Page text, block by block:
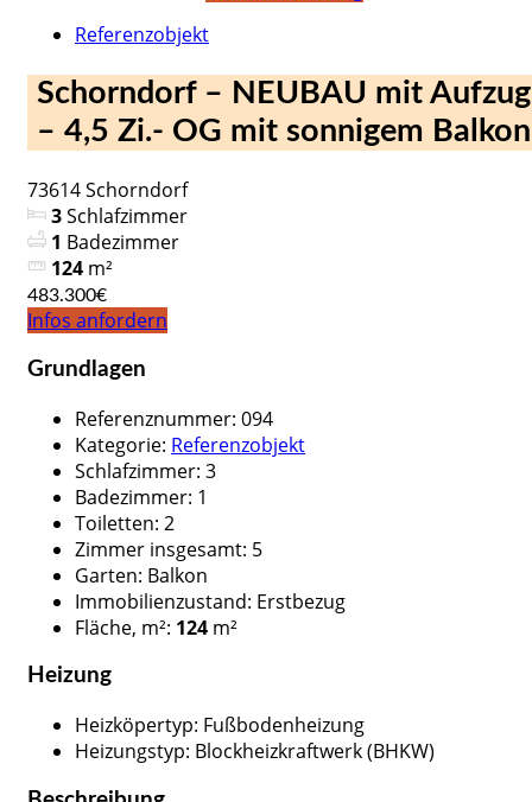
Referenzobjekt
Schorndorf – NEUBAU mit Aufzug
– 4,5 Zi.- OG mit sonnigem Balkon
73614 Schorndorf
3Schlafzimmer
1 Badezimmer
124 m²
483.300€
Infos anfordern
Grundlagen
Referenznummer: 094
Kategorie: Referenzobjekt
Schlafzimmer: 3
Badezimmer: 1
Toiletten: 2
Zimmer insgesamt: 5
Garten: Balkon
Immobilienzustand: Erstbezug
Fläche, m²: 124 m²
Heizung
Heizköpertyp: Fußbodenheizung
Heizungstyp: Blockheizkraftwerk (BHKW)